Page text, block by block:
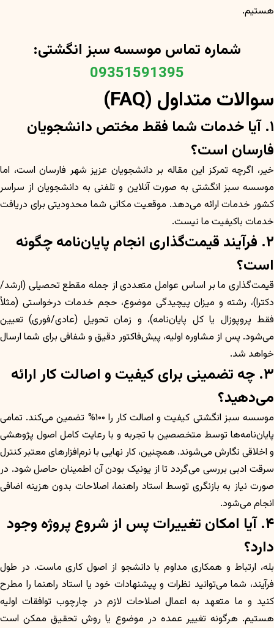
هستیم.
شماره تماس موسسه سبز انگشتی:
09351591395
سوالات متداول (FAQ)
۱. آیا خدمات شما فقط مختص دانشجویان
فارسان است؟
خیر، اگرچه تمرکز این مقاله بر دانشجویان عزیز شهر فارسان است، اما
موسسه سبز انگشتی به صورت آنلاین و تلفنی به دانشجویان از سراسر
کشور خدمات ارائه می‌دهد. موقعیت مکانی شما محدودیتی برای دریافت
خدمات باکیفیت ما نیست.
۲. فرآیند قیمت‌گذاری انجام پایان‌نامه چگونه
است؟
قیمت‌گذاری ما بر اساس عوامل متعددی از جمله مقطع تحصیلی (ارشد/
دکترا)، رشته و میزان پیچیدگی موضوع، حجم خدمات درخواستی (مثلاً
فقط پروپوزال یا کل پایان‌نامه)، و زمان تحویل (عادی/فوری) تعیین
می‌شود. پس از مشاوره اولیه، پیش‌فاکتور دقیق و شفافی برای شما ارسال
خواهد شد.
۳. چه تضمینی برای کیفیت و اصالت کار ارائه
می‌دهید؟
موسسه سبز انگشتی کیفیت و اصالت کار را ۱۰۰% تضمین می‌کند. تمامی
پایان‌نامه‌ها توسط متخصصین با تجربه و با رعایت کامل اصول پژوهشی
و اخلاقی نگارش می‌شوند. همچنین، کار نهایی با نرم‌افزارهای معتبر کنترل
سرقت ادبی بررسی می‌گردد تا از یونیک بودن آن اطمینان حاصل شود. در
صورت نیاز به بازنگری توسط استاد راهنما، اصلاحات بدون هزینه اضافی
انجام می‌شود.
۴. آیا امکان تغییرات پس از شروع پروژه وجود
دارد؟
بله، ارتباط و همکاری مداوم با دانشجو از اصول کاری ماست. در طول
فرآیند، شما می‌توانید نظرات و پیشنهادات خود یا استاد راهنما را مطرح
کنید و ما متعهد به اعمال اصلاحات لازم در چارچوب توافقات اولیه
هستیم. هرگونه تغییر عمده در موضوع یا روش تحقیق ممکن است